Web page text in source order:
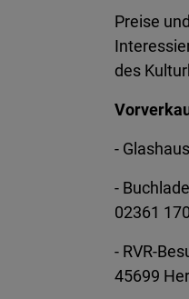
Preise
des
-
-
02361
- RVR-
45699